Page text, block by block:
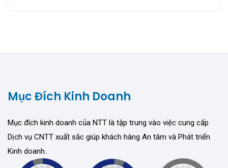
Mục Đích Kinh Doanh
Mục đích kinh doanh của NTT là tập trung vào việc cung cấp
Dịch vụ CNTT xuất sắc giúp khách hàng An tâm và Phát triển
Kinh doanh.